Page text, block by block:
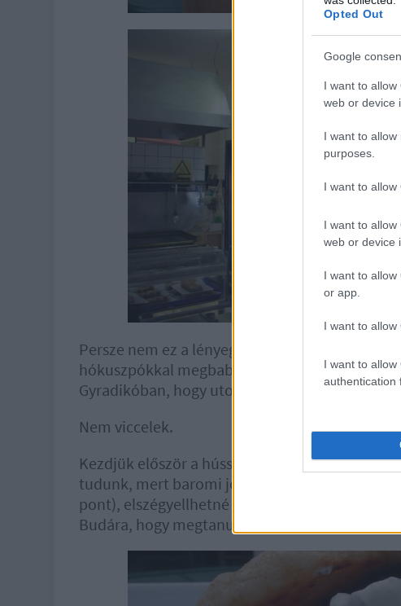
Opted Out
Google
I want to
web or device
I want to
purposes.
I want to allow
I want to
web or device
I want to
or app.
I want to allow
I want to
authentication
Persze nem ez a lényeg, hanem a kaja, és a
hókuszpókkal megbabonázni. A gyrosszal már
Gyradikóban, hogy utoljára Görögországban
Nem viccelek.
Kezdjük először a hússal, amiből egyrészt
tudunk, mert baromi jó az íze: tökéletesen
pont), elszégyellhetné magát majdnem a
Budára, hogy megtanulja, hogy kell ezt.